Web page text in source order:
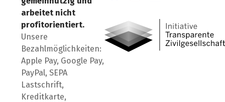
arbeitet nicht
profitorientiert.
Unsere
Bezahlmöglichkeiten:
Apple Pay, Google Pay,
PayPal, SEPA
Lastschrift,
Kreditkarte,